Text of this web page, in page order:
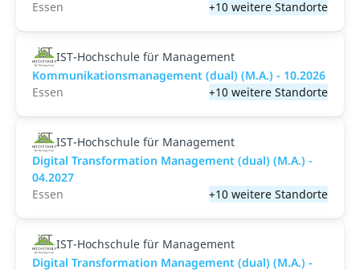
Essen
+10 weitere Standorte
IST-Hochschule für Management
Kommunikationsmanagement (dual) (M.A.) - 10.2026
Essen
+10 weitere Standorte
IST-Hochschule für Management
Digital Transformation Management (dual) (M.A.) -
04.2027
Essen
+10 weitere Standorte
IST-Hochschule für Management
Digital Transformation Management (dual) (M.A.) -